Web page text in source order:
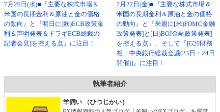
7月20日(水)■『主要な株式市場＆
米国の長期金利＆原油と金の価格
の動向』と『明日に[欧)ECB政策金
利＆声明発表＆ドラギECB総裁の
記者会見]を控える点』に注目！
7月22日(金)■『主要な株式市場＆
米国の長期金利＆原油と金の価格
の動向』と『来週に[米)FOMC金融
政策発表]と[日)BOJ金融政策発表]
を控える点』、そして『[G20財務
相・中央銀行総裁会議(23日・24日
開催)]』に注目！
執筆者紹介
羊飼い （ひつじかい）